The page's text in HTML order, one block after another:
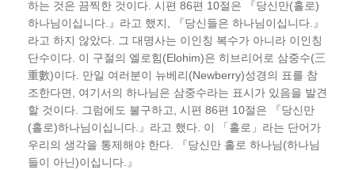
하는 것은 끔찍한 것이다. 시편 86편 10절은 『당신만(홀로)
하나님이십니다.』라고 했지, 『당신들은 하나님이십니다.』
라고 하지 않았다. 그 대명사는 이인칭 복수가 아니라 이인칭
단수이다. 이 구절의 엘로힘(Elohim)은 히브리어로 삼중수(三
重數)이다. 만일 여러분이 뉴베리(Newberry)성경의 표를 참
조한다면, 여기서의 하나님은 삼중수라는 표시가 있음을 발견
할 것이다. 그럼에도 불구하고, 시편 86편 10절은 『당신만
(홀로)하나님이십니다.』라고 했다. 이 「홀로」라는 단어가
우리의 생각을 통제해야 한다. 『당신만 홀로 하나님(하나님
들이 아닌)이십니다.』